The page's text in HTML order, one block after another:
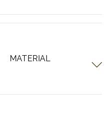
diseñados para todas las
MATERIAL
por su estructura de